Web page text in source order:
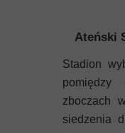
Ateński
Stadion
pomiędzy
zboczach
siedzenia